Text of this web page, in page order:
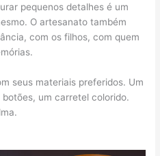
pequenos detalhes é um
O artesanato também
com os filhos, com quem
seus materiais preferidos. Um
um carretel colorido.